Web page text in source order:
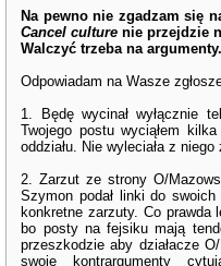
Na pewno nie zgadzam się
Cancel culture nie przejdzie
Walczyć trzeba na
Odpowiadam na Wasze
1. Będę wycinał wyłącznie
Twojego postu wyciąłem
oddziału. Nie wyleciała z
2. Zarzut ze strony O/
Szymon podał linki do
konkretne zarzuty. Co prawda
bo posty na fejsiku mają
przeszkodzie aby działacze
swoje kontrargumenty